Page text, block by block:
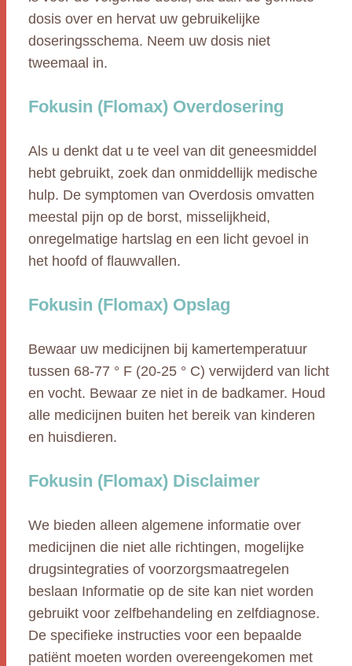
dosis over en hervat uw gebruikelijke
doseringsschema. Neem uw dosis niet
tweemaal in.
Fokusin (Flomax) Overdosering
Als u denkt dat u te veel van dit geneesmiddel
hebt gebruikt, zoek dan onmiddellijk medische
hulp. De symptomen van Overdosis omvatten
meestal pijn op de borst, misselijkheid,
onregelmatige hartslag en een licht gevoel in
het hoofd of flauwvallen.
Fokusin (Flomax) Opslag
Bewaar uw medicijnen bij kamertemperatuur
tussen 68-77 ° F (20-25 ° C) verwijderd van licht
en vocht. Bewaar ze niet in de badkamer. Houd
alle medicijnen buiten het bereik van kinderen
en huisdieren.
Fokusin (Flomax) Disclaimer
We bieden alleen algemene informatie over
medicijnen die niet alle richtingen, mogelijke
drugsintegraties of voorzorgsmaatregelen
beslaan Informatie op de site kan niet worden
gebruikt voor zelfbehandeling en zelfdiagnose.
De specifieke instructies voor een bepaalde
patiënt moeten worden overeengekomen met